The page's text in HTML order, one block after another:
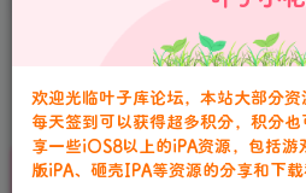
请严格遵守法律法规、文明守法
首页 圈X合集 正文
IOS圈X规则| 起点读书
欢迎光临叶子库论坛，本站大部分资
每天签到可以获得超多积分，积分
享一些iOS8以上的iPA资源，包括
版iPA、砸壳IPA等资源的分享和下载